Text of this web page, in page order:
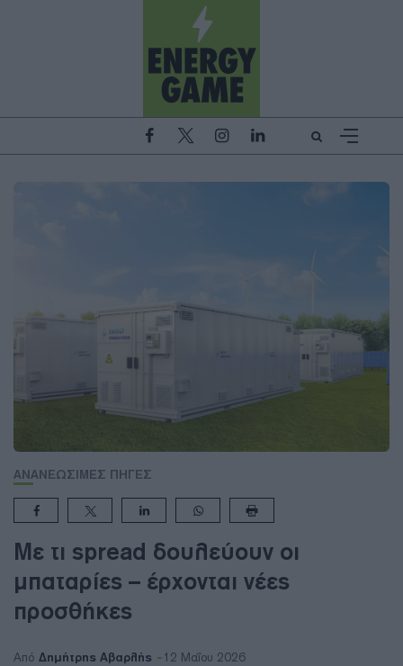
ΑΝΑΝΕΩΣΙΜΕΣ ΠΗΓΕΣ
Με τι spread δουλεύουν οι
μπαταρίες – έρχονται νέες
προσθήκες
Από Δημήτρης Αβαρλής 12 Μαΐου 2026